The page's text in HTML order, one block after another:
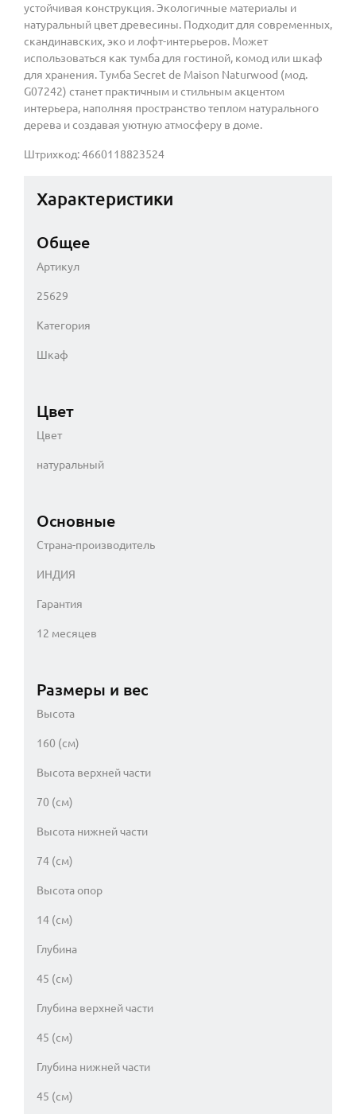
устойчивая конструкция. Экологичные материалы и
натуральный цвет древесины. Подходит для современных,
скандинавских, эко и лофт-интерьеров. Может
использоваться как тумба для гостиной, комод или шкаф
для хранения. Тумба Secret de Maison Naturwood (мод.
G07242) станет практичным и стильным акцентом
интерьера, наполняя пространство теплом натурального
дерева и создавая уютную атмосферу в доме.
Штрихкод: 4660118823524
Характеристики
Общее
Артикул
25629
Категория
Шкаф
Цвет
Цвет
натуральный
Основные
Страна-производитель
ИНДИЯ
Гарантия
12 месяцев
Размеры и вес
Высота
160 (см)
Высота верхней части
70 (см)
Высота нижней части
74 (см)
Высота опор
14 (см)
Глубина
45 (см)
Глубина верхней части
45 (см)
Глубина нижней части
45 (см)